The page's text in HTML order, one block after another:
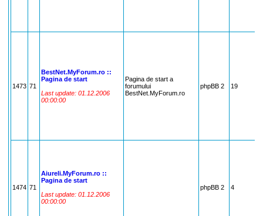
1473 71
BestNet.MyForum.ro ::
Pagina de start
Last update: 01.12.2006
00:00:00
Pagina de start a
forumului
BestNet.MyForum.ro
phpBB 2 19
1474 71
Aiureli.MyForum.ro ::
Pagina de start
Last update: 01.12.2006
00:00:00
phpBB 2 4